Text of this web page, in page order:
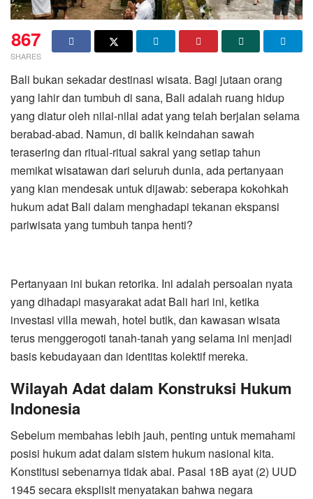
867
SHARES
Bali bukan sekadar destinasi wisata. Bagi jutaan orang
yang lahir dan tumbuh di sana, Bali adalah ruang hidup
yang diatur oleh nilai-nilai adat yang telah berjalan selama
berabad-abad. Namun, di balik keindahan sawah
terasering dan ritual-ritual sakral yang setiap tahun
memikat wisatawan dari seluruh dunia, ada pertanyaan
yang kian mendesak untuk dijawab: seberapa kokohkah
hukum adat Bali dalam menghadapi tekanan ekspansi
pariwisata yang tumbuh tanpa henti?
Pertanyaan ini bukan retorika. Ini adalah persoalan nyata
yang dihadapi masyarakat adat Bali hari ini, ketika
investasi villa mewah, hotel butik, dan kawasan wisata
terus menggerogoti tanah-tanah yang selama ini menjadi
basis kebudayaan dan identitas kolektif mereka.
Wilayah Adat dalam Konstruksi Hukum
Indonesia
Sebelum membahas lebih jauh, penting untuk memahami
posisi hukum adat dalam sistem hukum nasional kita.
Konstitusi sebenarnya tidak abai. Pasal 18B ayat (2) UUD
1945 secara eksplisit menyatakan bahwa negara